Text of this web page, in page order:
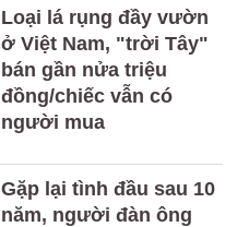
Loại lá rụng đầy vườn
ở Việt Nam, "trời Tây"
bán gần nửa triệu
đồng/chiếc vẫn có
người mua
Gặp lại tình đầu sau 10
năm, người đàn ông